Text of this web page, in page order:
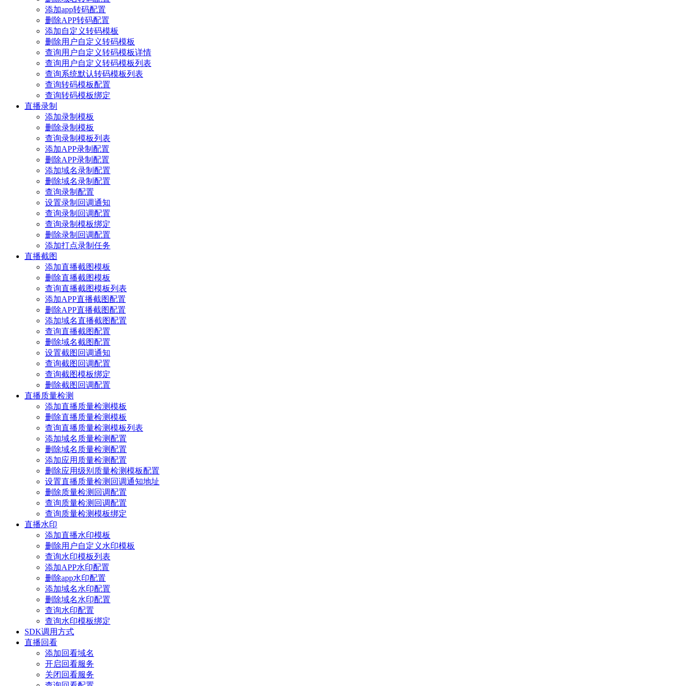
添加app转码配置
删除APP转码配置
添加自定义转码模板
删除用户自定义转码模板
查询用户自定义转码模板详情
查询用户自定义转码模板列表
查询系统默认转码模板列表
查询转码模板配置
查询转码模板绑定
直播录制
添加录制模板
删除录制模板
查询录制模板列表
添加APP录制配置
删除APP录制配置
添加域名录制配置
删除域名录制配置
查询录制配置
设置录制回调通知
查询录制回调配置
查询录制模板绑定
删除录制回调配置
添加打点录制任务
直播截图
添加直播截图模板
删除直播截图模板
查询直播截图模板列表
添加APP直播截图配置
删除APP直播截图配置
添加域名直播截图配置
查询直播截图配置
删除域名截图配置
设置截图回调通知
查询截图回调配置
查询截图模板绑定
删除截图回调配置
直播质量检测
添加直播质量检测模板
删除直播质量检测模板
查询直播质量检测模板列表
添加域名质量检测配置
删除域名质量检测配置
添加应用质量检测配置
删除应用级别质量检测模板配置
设置直播质量检测回调通知地址
删除质量检测回调配置
查询质量检测回调配置
查询质量检测模板绑定
直播水印
添加直播水印模板
删除用户自定义水印模板
查询水印模板列表
添加APP水印配置
删除app水印配置
添加域名水印配置
删除域名水印配置
查询水印配置
查询水印模板绑定
SDK调用方式
直播回看
添加回看域名
开启回看服务
关闭回看服务